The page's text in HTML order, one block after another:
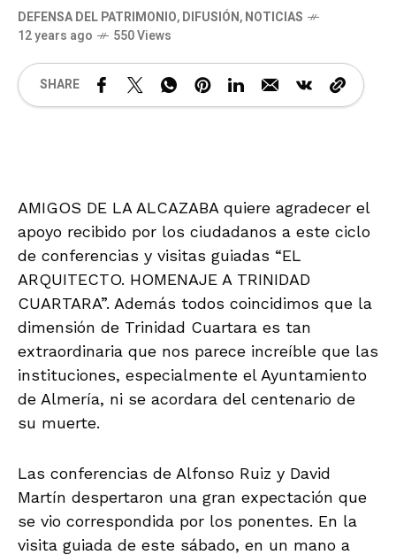
DEFENSA DEL PATRIMONIO,DIFUSIÓN,NOTICIAS
12 years ago
550 Views
SHARE
AMIGOS DE LA ALCAZABA quiere agradecer el
apoyo recibido por los ciudadanos a este ciclo
de conferencias y visitas guiadas “EL
ARQUITECTO. HOMENAJE A TRINIDAD
CUARTARA”. Además todos coincidimos que la
dimensión de Trinidad Cuartara es tan
extraordinaria que nos parece increíble que las
instituciones, especialmente el Ayuntamiento
de Almería, ni se acordara del centenario de
su muerte.
Las conferencias de Alfonso Ruiz y David
Martín despertaron una gran expectación que
se vio correspondida por los ponentes. En la
visita guiada de este sábado, en un mano a